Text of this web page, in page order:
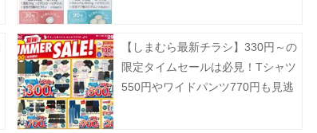
【しまむら最新チラシ】330円～の
限定タイムセールは必見！Tシャツ
550円やワイドパンツ770円も見逃